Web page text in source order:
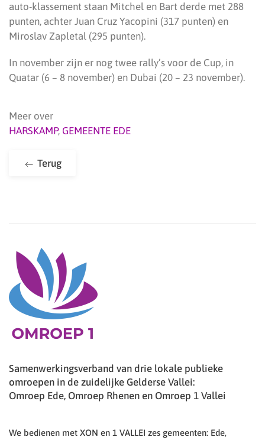
auto-klassement staan Mitchel en Bart derde met 288
punten, achter Juan Cruz Yacopini (317 punten) en
Miroslav Zapletal (295 punten).
In november zijn er nog twee rally’s voor de Cup, in
Quatar (6 – 8 november) en Dubai (20 – 23 november).
Meer over
HARSKAMP, GEMEENTE EDE
Terug
Samenwerkingsverband van drie lokale publieke
omroepen in de zuidelijke Gelderse Vallei:
Omroep Ede, Omroep Rhenen en Omroep 1 Vallei
We bedienen met XON en 1 VALLEI zes gemeenten: Ede,